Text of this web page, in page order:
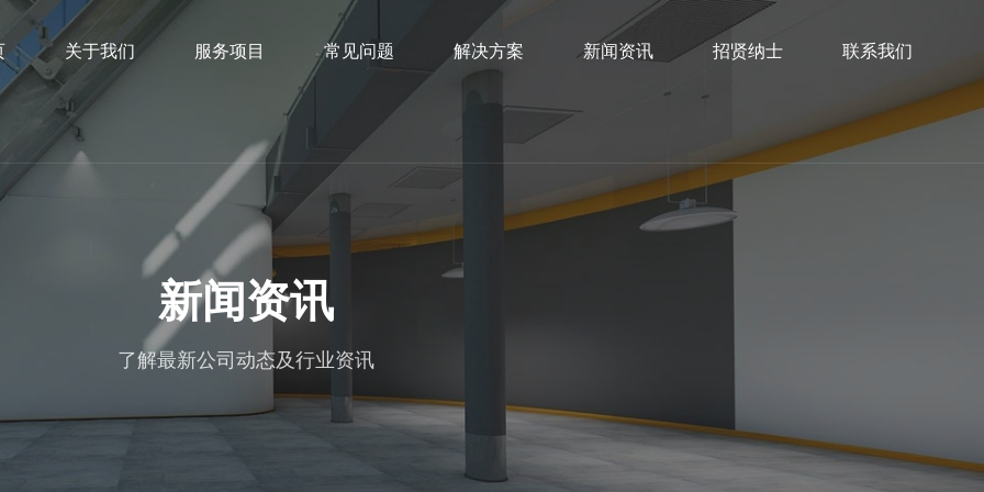
关于我们 服务项目 常见问题 解决方案 新闻资讯 招贤纳士 联系我们
新闻资讯
了解最新公司动态及行业资讯